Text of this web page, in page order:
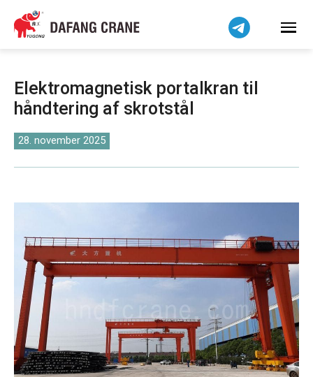
Elektromagnetisk portalkran til
håndtering af skrotstål
28. november 2025
हिन्दी
Bahasa Indonesia
简体中文
বাংলা
فارسی
Pilipino
Українська
Беларуская мова
Kiswahili
Norsk
O‘zbekcha